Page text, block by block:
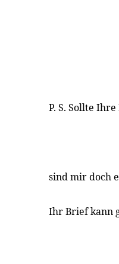
P. S. Sollte
sind mir doch
Ihr Brief kann